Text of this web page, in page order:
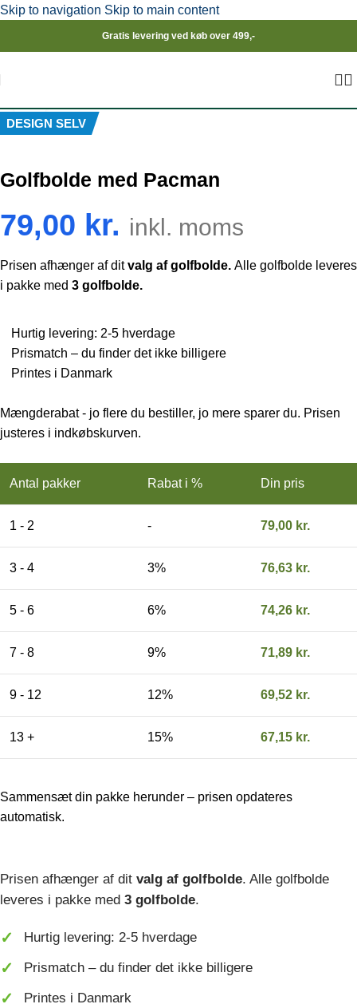
Skip to navigation Skip to main content
Gratis levering ved køb over 499,-
DESIGN SELV
Golfbolde med Pacman
79,00 kr. inkl. moms
Prisen afhænger af ditvalg af golfbolde. Alle golfbolde leveres
i pakke med 3 golfbolde.
Hurtig levering: 2-5 hverdage
Prismatch – du finder det ikke billigere
Printes i Danmark
Mængderabat - jo flere du bestiller, jo mere sparer du. Prisen
justeres i indkøbskurven.
Antal pakker Rabat i % Din pris
1 - 2 - 79,00 kr.
3 - 4 3% 76,63 kr.
5 - 6 6% 74,26 kr.
7 - 8 9% 71,89 kr.
9 - 12 12% 69,52 kr.
13 + 15% 67,15 kr.
Sammensæt din pakke herunder – prisen opdateres
automatisk.
Prisen afhænger af dit valg af golfbolde. Alle golfbolde
leveres i pakke med 3 golfbolde.
Hurtig levering: 2-5 hverdage
Prismatch – du finder det ikke billigere
Printes i Danmark